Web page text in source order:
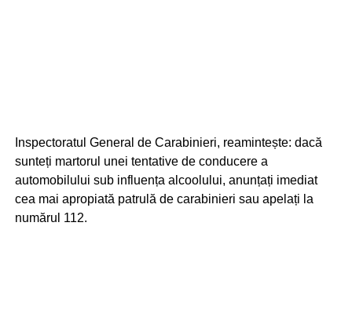
Inspectoratul General de Carabinieri, reamintește: dacă
sunteți martorul unei tentative de conducere a
automobilului sub influența alcoolului, anunțați imediat
cea mai apropiată patrulă de carabinieri sau apelați la
numărul 112.